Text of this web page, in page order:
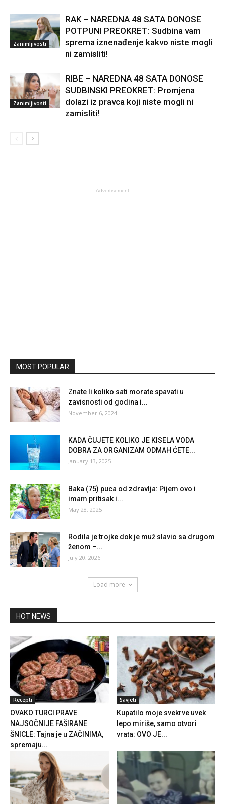
Zanimljivosti
RAK – NAREDNA 48 SATA DONOSE
POTPUNI PREOKRET: Sudbina vam
sprema iznenađenje kakvo niste mogli
ni zamisliti!
Zanimljivosti
RIBE – NAREDNA 48 SATA DONOSE
SUDBINSKI PREOKRET: Promjena
dolazi iz pravca koji niste mogli ni
zamisliti!
- Advertisement -
MOST POPULAR
Znate li koliko sati morate spavati u
zavisnosti od godina i...
November 6, 2024
KADA ČUJETE KOLIKO JE KISELA VODA
DOBRA ZA ORGANIZAM ODMAH ĆETE...
January 13, 2025
Baka (75) puca od zdravlja: Pijem ovo i
imam pritisak i...
May 28, 2025
Rodila je trojke dok je muž slavio sa drugom
ženom –...
July 20, 2026
Load more
HOT NEWS
Recepti
OVAKO TURCI PRAVE
NAJSOČNIJE FAŠIRANE
ŠNICLE: Tajna je u ZAČINIMA,
spremaju...
Savjeti
Kupatilo moje svekrve uvek
lepo miriše, samo otvori
vrata: OVO JE...